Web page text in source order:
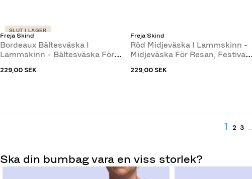
Freja Skind
Bordeaux Bältesväska I
Lammskinn - Bältesväska För
229,00 SEK
SLUT I LAGER
Freja Skind
Röd Midjeväska I Lammskinn -
Midjeväska För Resan, Festival
229,00 SEK
1 2 3 …
Ska din bumbag vara en viss storlek?